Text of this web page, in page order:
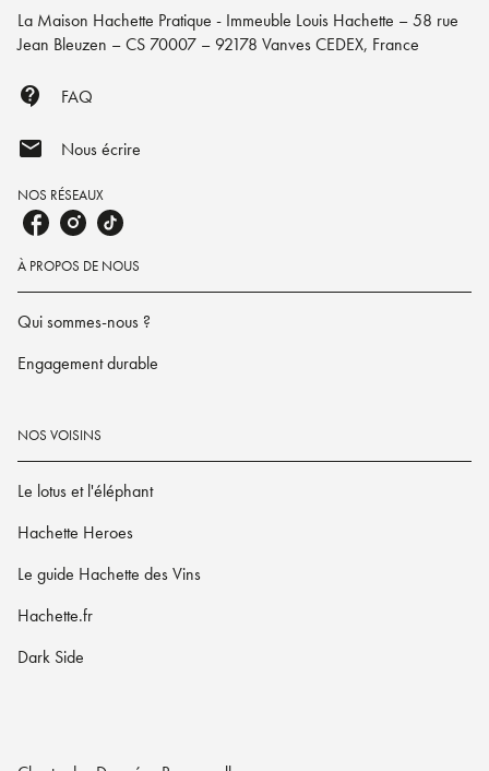
La Maison Hachette Pratique - Immeuble Louis Hachette – 58 rue
Jean Bleuzen – CS 70007 – 92178 Vanves CEDEX, France
contact_support FAQ
mail Nous écrire
NOS RÉSEAUX
À PROPOS DE NOUS
Qui sommes-nous ?
Engagement durable
NOS VOISINS
Le lotus et l'éléphant
Hachette Heroes
Le guide Hachette des Vins
Hachette.fr
Dark Side